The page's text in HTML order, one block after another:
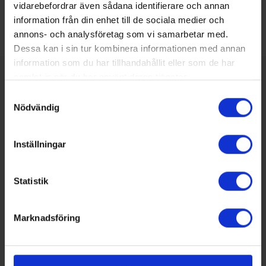
vidarebefordrar även sådana identifierare och annan
information från din enhet till de sociala medier och
annons- och analysföretag som vi samarbetar med.
Dessa kan i sin tur kombinera informationen med annan
information som du har tillhandahållit eller som de har
Nödvändig
Inställningar
Statistik
Marknadsföring
LinkedIn
REDAKTIONEN
Nummer 4/2026
Skol-SM avgjordes i Malmö